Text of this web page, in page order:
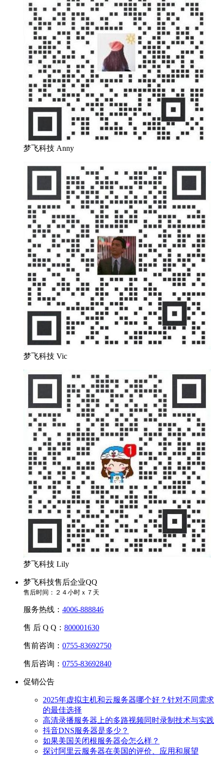
梦飞科技 Anny
梦飞科技 Vic
梦飞科技 Lily
梦飞科技售后企业QQ
售后时间：２４小时ｘ７天
服务热线： 4006-888846
售 后 Q Q： 800001630
售前咨询： 0755-83692750
售后咨询： 0755-83692840
促销公告
2025年虚拟主机和云服务器哪个好？针对不同需求
的最佳选择
高清录播服务器上的多路视频同时录制技术与实践
抖音DNS服务器是多少？
如果美国关闭根服务器会怎么样？
探讨阿里云服务器在美国的评价、应用和展望